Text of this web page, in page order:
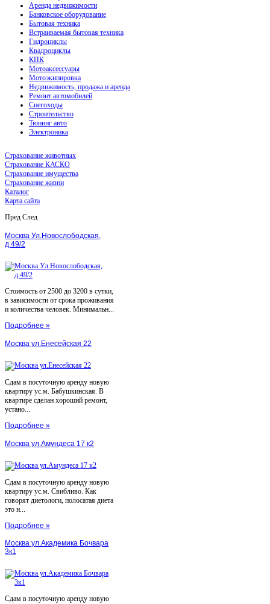
Аренда недвижимости
Банковское оборудование
Бытовая техника
Встраиваемая бытовая техника
Гидроциклы
Квадроциклы
КПК
Мотоаксессуары
Мотоэкипировка
Недвижимость, продажа и аренда
Ремонт автомобилей
Снегоходы
Строительство
Тюнинг авто
Электроника
Страхование животных
Страхование КАСКО
Страхование имущества
Страхование жизни
Каталог
Карта сайта
Пред След
Москва Ул.Новослободская,
д.49/2
Стоимость от 2500 до 3200 в сутки,
в зависимости от срока проживания
и количества человек. Минимальн...
Подробнее »
Москва ул.Енесейская 22
Сдам в посуточную аренду новую
квартиру ус.м. Бабушкинская. В
квартире сделан хороший ремонт,
устано...
Подробнее »
Москва ул.Амундеса 17 к2
Сдам в посуточную аренду новую
квартиру ус.м. Свибливо. Как
говорят диетологи, полосатая диета
это н...
Подробнее »
Москва ул.Академика Бочвара
3к1
Сдам в посуточную аренду новую